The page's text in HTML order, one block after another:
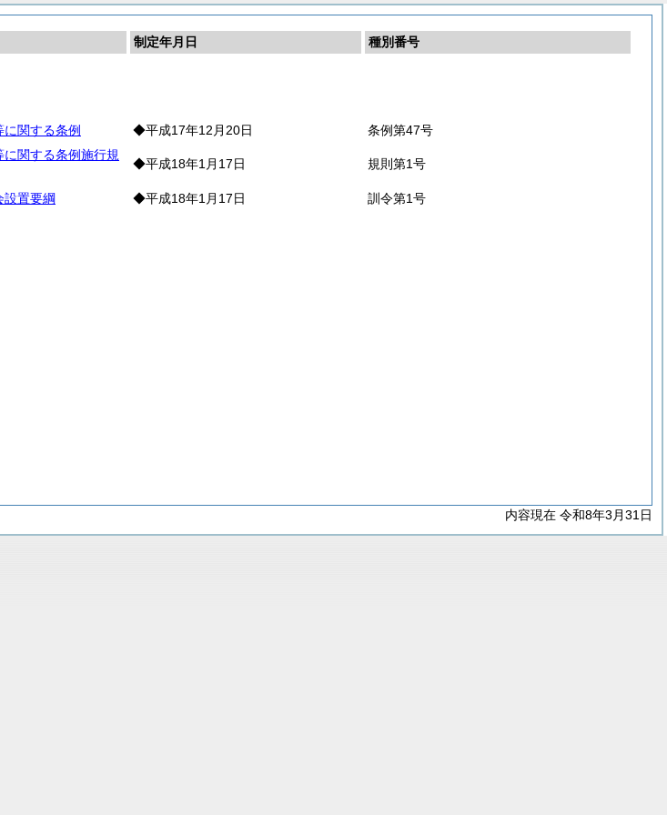
制定年月日
種別番号
関する条例
◆平成17年12月20日
条例第47号
関する条例施行規
◆平成18年1月17日 規則第1号
置要綱 ◆平成18年1月17日 訓令第1号
内容現在 令和8年3月31日